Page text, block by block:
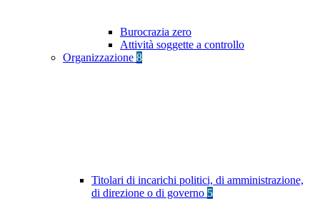
Burocrazia zero
Attività soggette a controllo
Organizzazione 8
Titolari di incarichi politici, di amministrazione,
di direzione o di governo 5